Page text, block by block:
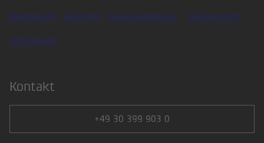
Magdeburg München Neubrandenburg Norderstedt
Wittenberg
Kontakt
+49 30 399 903 0